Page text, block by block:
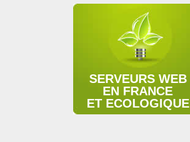
SERVEURS WEB
EN FRANCE
ET ECOLOGIQUE